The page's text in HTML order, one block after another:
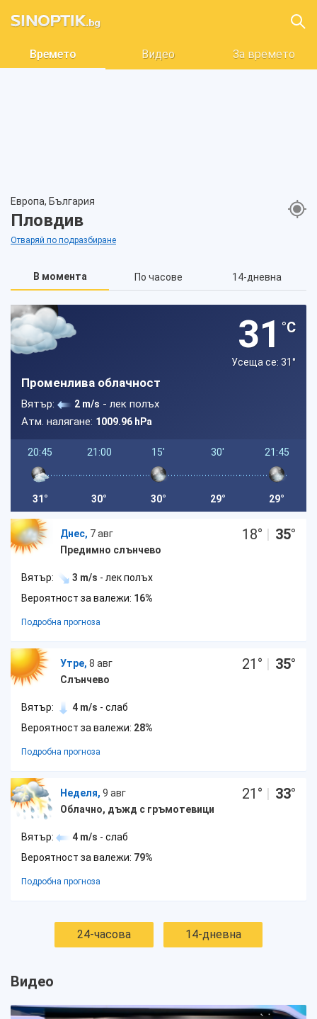
Времето Видео За времето
Европа, България
Пловдив
Отваряй по подразбиране
В момента По часове 14-дневна
31 °C
Усеща се: 31°
Променлива облачност
Вятър: 2 m/s - лек полъх
Атм. налягане: 1009.96 hPa
20:45
31°
21:00
30°
15'
30°
30'
29°
21:45
29°
Днес, 7 авг
Предимно слънчево
18° | 35°
Вятър: 3 m/s - лек полъх
Вероятност за валежи: 16%
Подробна прогноза
Утре, 8 авг
Слънчево
21 ° | 35°
Вятър: 4 m/s - слаб
Вероятност за валежи: 28%
Подробна прогноза
Неделя, 9 авг
Облачно, дъжд с гръмотевици
21 ° | 33°
Вятър: 4 m/s - слаб
Вероятност за валежи: 79%
Подробна прогноза
24-часова 14-дневна
Видео